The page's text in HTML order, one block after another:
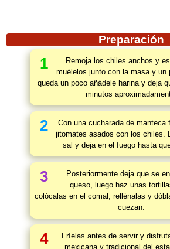
Preparación
1
Remoja los chiles anchos y
muélelos junto con la masa y un
queda un poco añádele harina y deja
minutos
2
Con una cucharada de manteca
jitomates asados con los chiles.
sal y deja en el fuego hasta
3
Posteriormente deja que se
queso, luego haz unas
colócalas en el comal, rellénalas y
cuezan.
4
Fríelas antes de servir y
mexicana y tradicional del